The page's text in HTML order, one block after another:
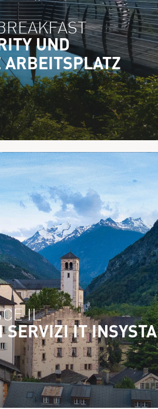
UND
ARBEITSPLATZ
IL
SERVIZI IT INSYSTA